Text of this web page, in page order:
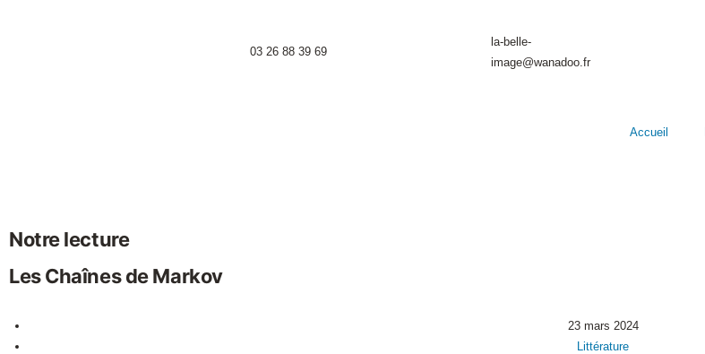
03 26 88 39 69
la-belle-
image@wanadoo.fr
Accueil
Notre lecture
Les Chaînes de Markov
23 mars 2024
Littérature